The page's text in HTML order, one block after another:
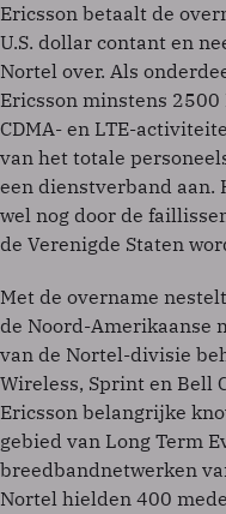
Ericsson betaalt de
U.S. dollar contant en
Nortel over. Als
Ericsson minstens
CDMA- en LTE-
van het totale
een dienstverband aan.
wel nog door de
de Verenigde Staten
Met de overname
de Noord-Amerikaanse
van de Nortel-divisie
Wireless, Sprint en Bell
Ericsson belangrijke
gebied van Long Term
breedbandnetwerken
Nortel hielden 400